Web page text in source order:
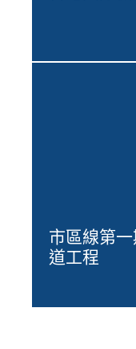
市區線第
道工程